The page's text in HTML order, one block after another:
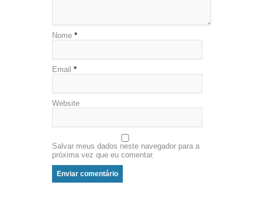
Nome *
Email *
Website
Salvar meus dados neste navegador para a
próxima vez que eu comentar.